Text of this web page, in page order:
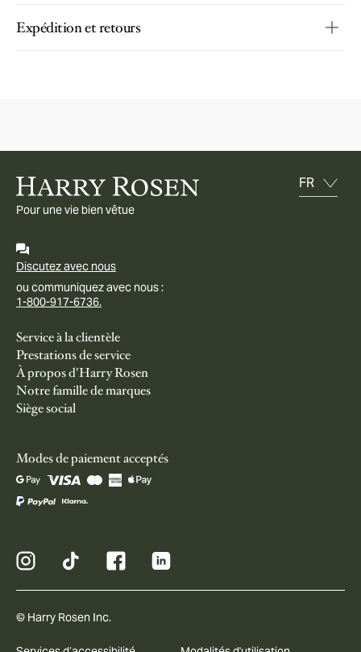
Expédition et retours
Pour une vie bien vêtue
Discutez avec nous
ou communiquez avec nous :
1-800-917-6736.
Service à la clientèle
Prestations de service
À propos d'Harry Rosen
Notre famille de marques
Siège social
Modes de paiement acceptés
© Harry Rosen Inc.